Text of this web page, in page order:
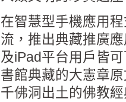
在智慧型手機應用
流，推出典藏推廣
及iPad平台用戶皆
書館典藏的大憲章
千佛洞出土的佛教